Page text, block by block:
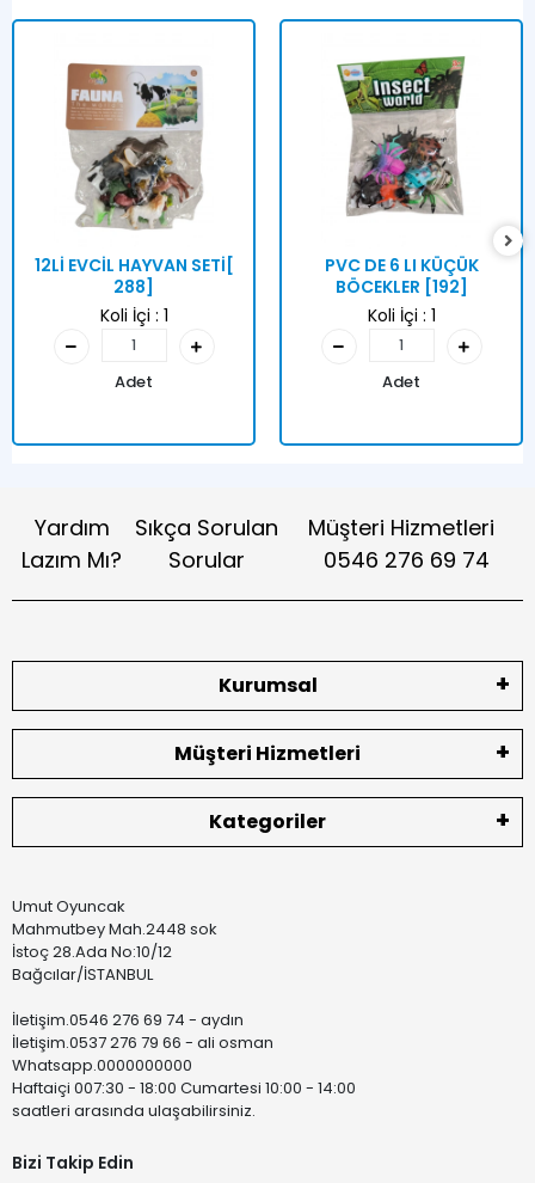
12Lİ EVCİL HAYVAN SETİ[
288]
Koli İçi : 1
Adet
PVC DE 6 LI KÜÇÜK
BÖCEKLER [192]
Koli İçi : 1
Adet
Yardım
Lazım Mı?
Sıkça Sorulan
Sorular
Müşteri Hizmetleri
0546 276 69 74
Kurumsal
Müşteri Hizmetleri
Kategoriler
Umut Oyuncak
Mahmutbey Mah.2448 sok
İstoç 28.Ada No:10/12
Bağcılar/İSTANBUL
İletişim.0546 276 69 74 - aydın
İletişim.0537 276 79 66 - ali osman
Whatsapp.0000000000
Haftaiçi 007:30 - 18:00 Cumartesi 10:00 - 14:00
saatleri arasında ulaşabilirsiniz.
Bizi Takip Edin